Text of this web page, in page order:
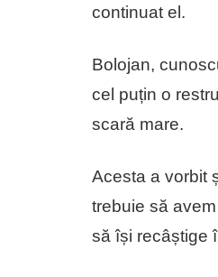
continuat el.
Bolojan,
cel puțin o
scară mare.
Acesta a vorbit
trebuie să
să își recâștige